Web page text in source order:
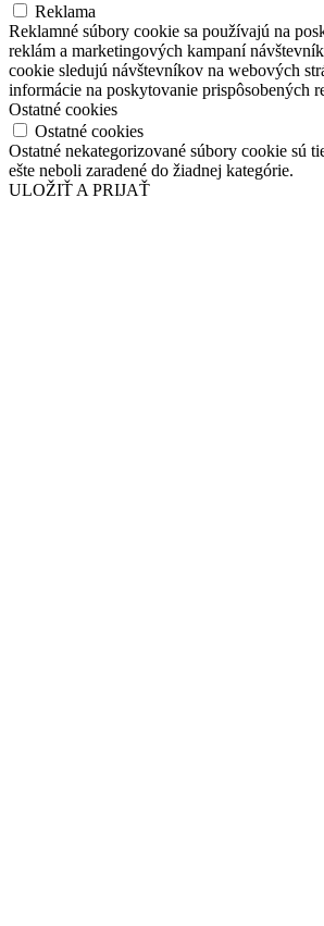
Reklama
Reklamné súbory cookie sa používajú na
reklám a marketingových kampaní
cookie sledujú návštevníkov na webových
informácie na poskytovanie prispôsobených
Ostatné cookies
Ostatné cookies
Ostatné nekategorizované súbory cookie sú
ešte neboli zaradené do žiadnej kategórie.
ULOŽIŤ A PRIJAŤ